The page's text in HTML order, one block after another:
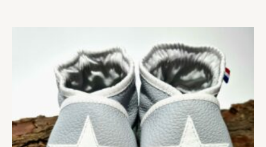
de
prix :
35,00 €
à
42,00 €